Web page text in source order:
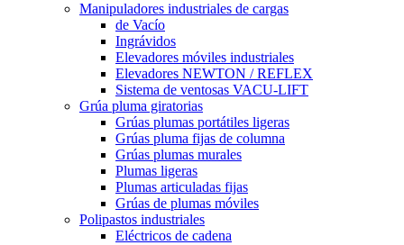
Manipuladores industriales de cargas
de Vacío
Ingrávidos
Elevadores móviles industriales
Elevadores NEWTON / REFLEX
Sistema de ventosas VACU-LIFT
Grúa pluma giratorias
Grúas plumas portátiles ligeras
Grúas pluma fijas de columna
Grúas plumas murales
Plumas ligeras
Plumas articuladas fijas
Grúas de plumas móviles
Polipastos industriales
Eléctricos de cadena